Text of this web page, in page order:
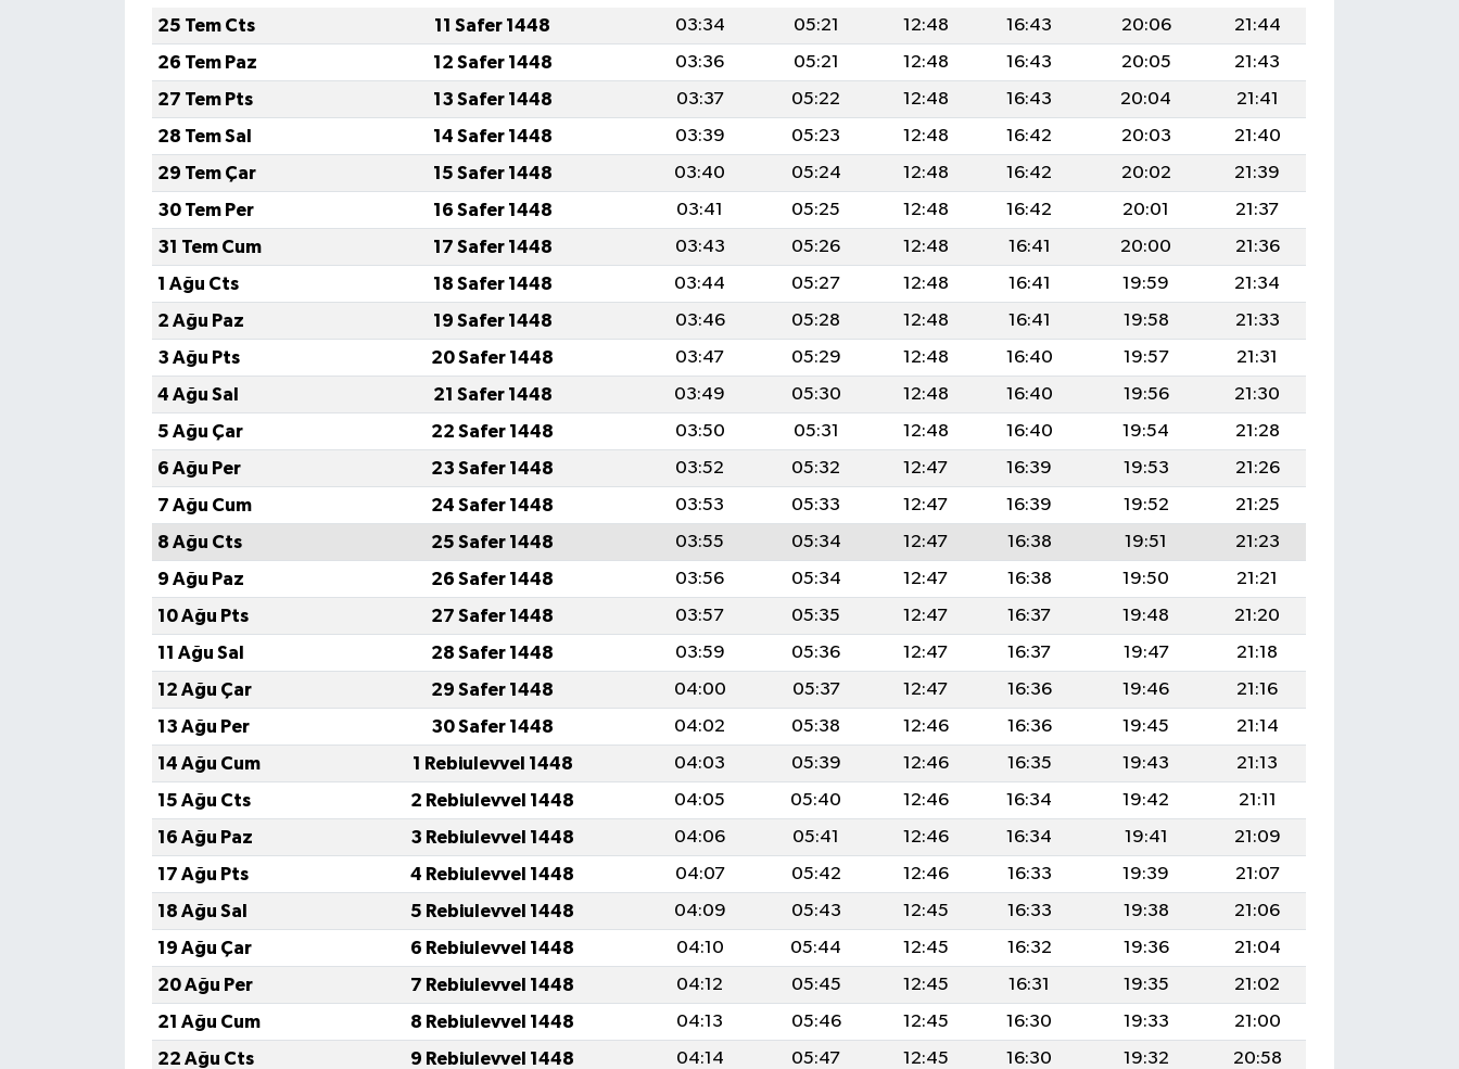
25 Tem Cts
11 Safer 1448 03:34 05:21 12:48 16:43 20:06
21:44
26 Tem Paz
12 Safer 1448 03:36 05:21 12:48 16:43 20:05
21:43
27 Tem Pts
13 Safer 1448 03:37 05:22 12:48 16:43 20:04
21:41
28 Tem Sal
14 Safer 1448 03:39 05:23 12:48 16:42 20:03
21:40
29 Tem Çar
15 Safer 1448 03:40 05:24 12:48 16:42 20:02
21:39
30 Tem Per
16 Safer 1448 03:41 05:25 12:48 16:42 20:01
21:37
31 Tem Cum
17 Safer 1448 03:43 05:26 12:48 16:41 20:00
21:36
1 Ağu Cts
18 Safer 1448 03:44 05:27 12:48 16:41 19:59
21:34
2 Ağu Paz
19 Safer 1448 03:46 05:28 12:48 16:41 19:58
21:33
3 Ağu Pts
20 Safer 1448 03:47 05:29 12:48 16:40 19:57
21:31
4 Ağu Sal
21 Safer 1448 03:49 05:30 12:48 16:40 19:56
21:30
5 Ağu Çar
22 Safer 1448 03:50 05:31 12:48 16:40 19:54
21:28
6 Ağu Per
23 Safer 1448 03:52 05:32 12:47 16:39 19:53
21:26
7 Ağu Cum
24 Safer 1448 03:53 05:33 12:47 16:39 19:52
21:25
8 Ağu Cts
25 Safer 1448 03:55 05:34 12:47 16:38 19:51
21:23
9 Ağu Paz
26 Safer 1448 03:56 05:34 12:47 16:38 19:50
21:21
10 Ağu Pts
27 Safer 1448 03:57 05:35 12:47 16:37 19:48
21:20
11 Ağu Sal
28 Safer 1448 03:59 05:36 12:47 16:37 19:47
21:18
12 Ağu Çar
29 Safer 1448 04:00 05:37 12:47 16:36 19:46
21:16
13 Ağu Per
30 Safer 1448 04:02 05:38 12:46 16:36 19:45
21:14
14 Ağu Cum
1 Rebiulevvel 1448 04:03 05:39 12:46 16:35 19:43
21:13
15 Ağu Cts
2 Rebiulevvel 1448 04:05 05:40 12:46 16:34 19:42
21:11
16 Ağu Paz
3 Rebiulevvel 1448 04:06 05:41 12:46 16:34 19:41
21:09
17 Ağu Pts
4 Rebiulevvel 1448 04:07 05:42 12:46 16:33 19:39
21:07
18 Ağu Sal
5 Rebiulevvel 1448 04:09 05:43 12:45 16:33 19:38
21:06
19 Ağu Çar
6 Rebiulevvel 1448 04:10 05:44 12:45 16:32 19:36
21:04
20 Ağu Per
7 Rebiulevvel 1448 04:12 05:45 12:45 16:31 19:35
21:02
21 Ağu Cum
8 Rebiulevvel 1448 04:13 05:46 12:45 16:30 19:33
21:00
22 Ağu Cts
9 Rebiulevvel 1448 04:14 05:47 12:45 16:30 19:32
20:58